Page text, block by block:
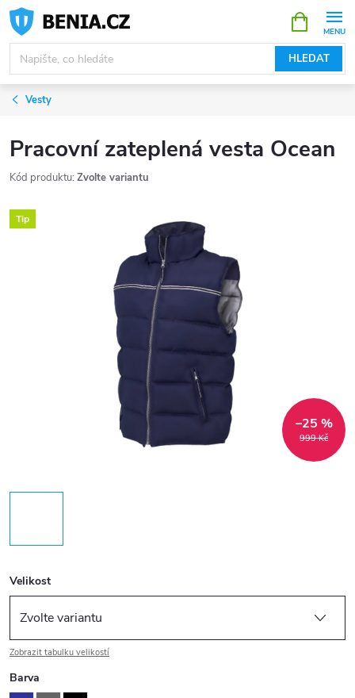
Přejít
obsah
HLEDAT
NÁKUPNÍ
KOŠÍK
Vesty
Pracovní zateplená vesta Ocean
Kód produktu: Zvolte variantu
Tip
999 Kč
–25 %
Velikost
Zobrazit tabulku velikostí
Barva